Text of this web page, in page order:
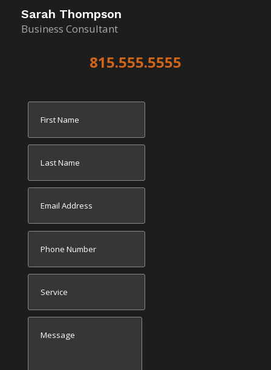
Sarah Thompson
Business Consultant
815.555.5555